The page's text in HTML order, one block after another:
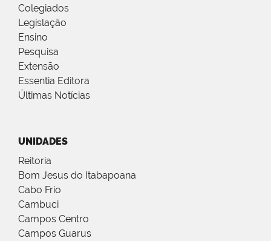
Colegiados
Legislação
Ensino
Pesquisa
Extensão
Essentia Editora
Últimas Notícias
UNIDADES
Reitoria
Bom Jesus do Itabapoana
Cabo Frio
Cambuci
Campos Centro
Campos Guarus